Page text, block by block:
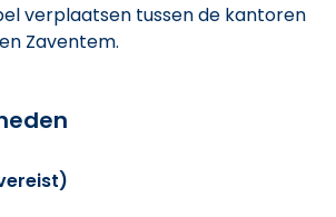
verplaatsen tussen de kantoren
Zaventem.